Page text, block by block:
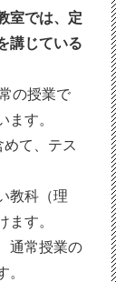
室では、定
講じている
の授業で
ます。
て、テス
教科（理
ます。
通常授業の
。